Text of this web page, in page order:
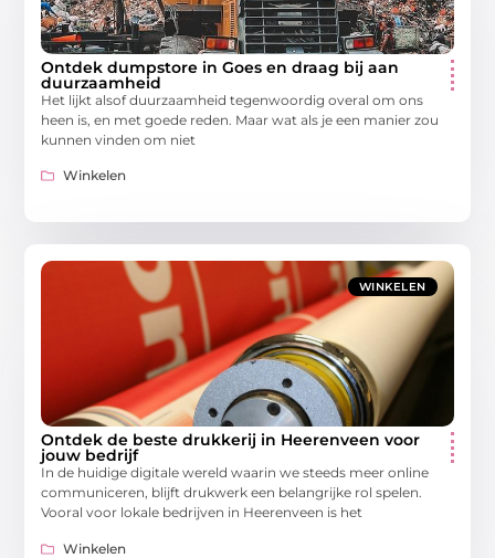
Ontdek dumpstore in Goes en draag bij aan
duurzaamheid
Het lijkt alsof duurzaamheid tegenwoordig overal om ons
heen is, en met goede reden. Maar wat als je een manier zou
kunnen vinden om niet
Winkelen
WINKELEN
Ontdek de beste drukkerij in Heerenveen voor
jouw bedrijf
In de huidige digitale wereld waarin we steeds meer online
communiceren, blijft drukwerk een belangrijke rol spelen.
Vooral voor lokale bedrijven in Heerenveen is het
Winkelen